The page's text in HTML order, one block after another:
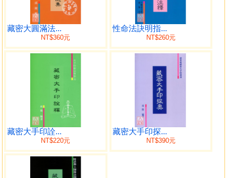
籍和法本是足夠用的，這使我們研究和實修心髓有了一個可
靠的基礎。
這些文獻是；貢噶上師講授的 《大圓滿最勝心中心引導
略要》(又名《仰的》)和他在南京、昆明講授的《大圓滿灌頂
及修持方法講記錄》兩種記錄本；根桑上師傳授的《大圓滿
無上智廣大心要》和《大圓勝慧》根造上師傅授的《大滿心
髓前行引導文》和《隆欽心髓前行能顯遍智妙道念誦儀
軌》；陳健民上師筆授貢噶上師所傳《大圓滿法界心中心黑
關引導法》等。迄今爲止，我還没有發現内容翔實能超過它
的其他漢譯法本。
我認為，有志於此道者，如能得到明師指導，靠這些典
籍和法本進行認真的研究和實修，亦可望登上大圓滿心髓的
堂奥。當然，我們更希望有精通藏文而又理解密承的有識之
士，能從藏文大圓滿典籍中發掘和翻譯出更多優秀法本。值
得高興的是，根造和密顯二位法師一九九○年已在紐約創了美
藏密大圓滿法...
NT$360元
性命法訣明指...
NT$260元
藏密大手印詮...
NT$220元
藏密大手印探...
NT$390元